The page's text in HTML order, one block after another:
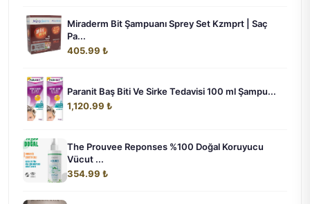
Miraderm Bit Şampuanı Sprey Set Kzmprt | Saç
Pa...
405.99 ₺
Paranit Baş Biti Ve Sirke Tedavisi 100 ml Şampu...
1,120.99 ₺
The Prouvee Reponses %100 Doğal Koruyucu
Vücut ...
354.99 ₺